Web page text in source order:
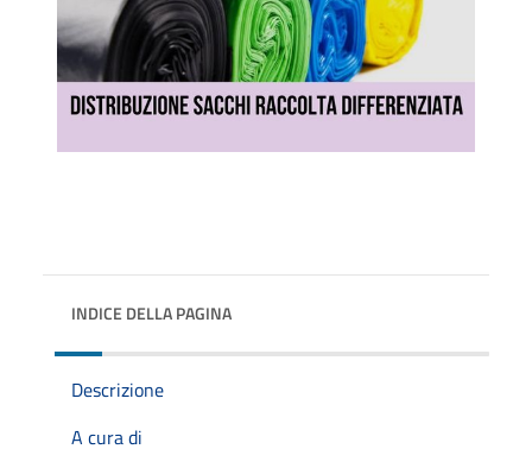
INDICE DELLA PAGINA
Descrizione
A cura di